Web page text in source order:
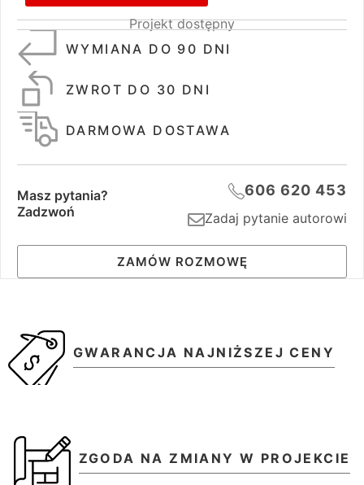
GWARANCJA NAJNIŻSZEJ CENY
ZGODA NA ZMIANY W PROJEKCIE
Projekt dostępny
WYMIANA DO 90 DNI
ZWROT DO 30 DNI
DARMOWA DOSTAWA
Masz pytania?
Zadzwoń
606 620 453
Zadaj pytanie autorowi
ZAMÓW ROZMOWĘ